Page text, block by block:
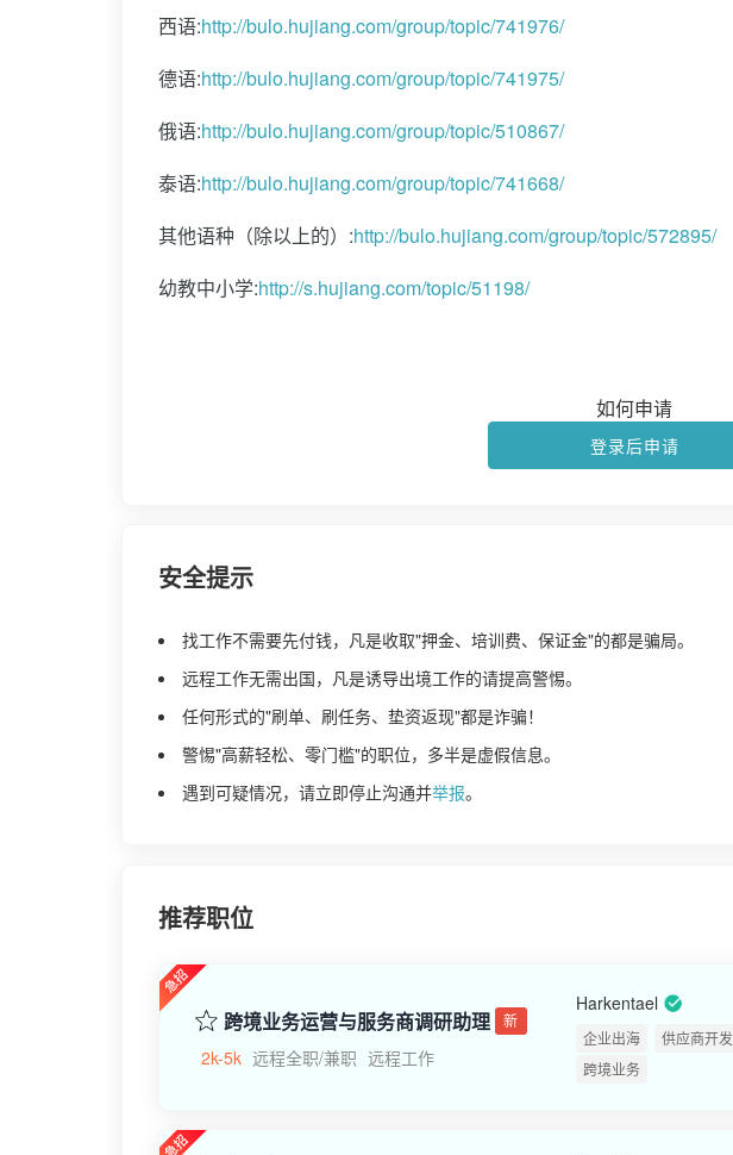
西语:http://bulo.hujiang.com/group/topic/741976/
德语:http://bulo.hujiang.com/group/topic/741975/
俄语:http://bulo.hujiang.com/group/topic/510867/
泰语:http://bulo.hujiang.com/group/topic/741668/
其他语种（除以上的）:http://bulo.hujiang.com/group/topic/572895/
幼教中小学:http://s.hujiang.com/topic/51198/
如何申请
登录后申请
安全提示
找工作不需要先付钱，凡是收取"押金、培训费、保证金"的都是骗局。
远程工作无需出国，凡是诱导出境工作的请提高警惕。
任何形式的"刷单、刷任务、垫资返现"都是诈骗！
警惕"高薪轻松、零门槛"的职位，多半是虚假信息。
遇到可疑情况，请立即停止沟通并举报。
推荐职位
跨境业务运营与服务商调研助理 新
2k-5k 远程全职/兼职 远程工作
Harkentael
企业出海 供应商开发
跨境业务